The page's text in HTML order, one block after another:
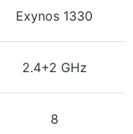
Exynos 1330
2.4+2 GHz
8